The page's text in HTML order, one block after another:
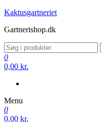
Videre
indhold
Kaktusgartneriet
Gartnerishop.dk
0
0,00 kr.
Menu
0
0,00 kr.